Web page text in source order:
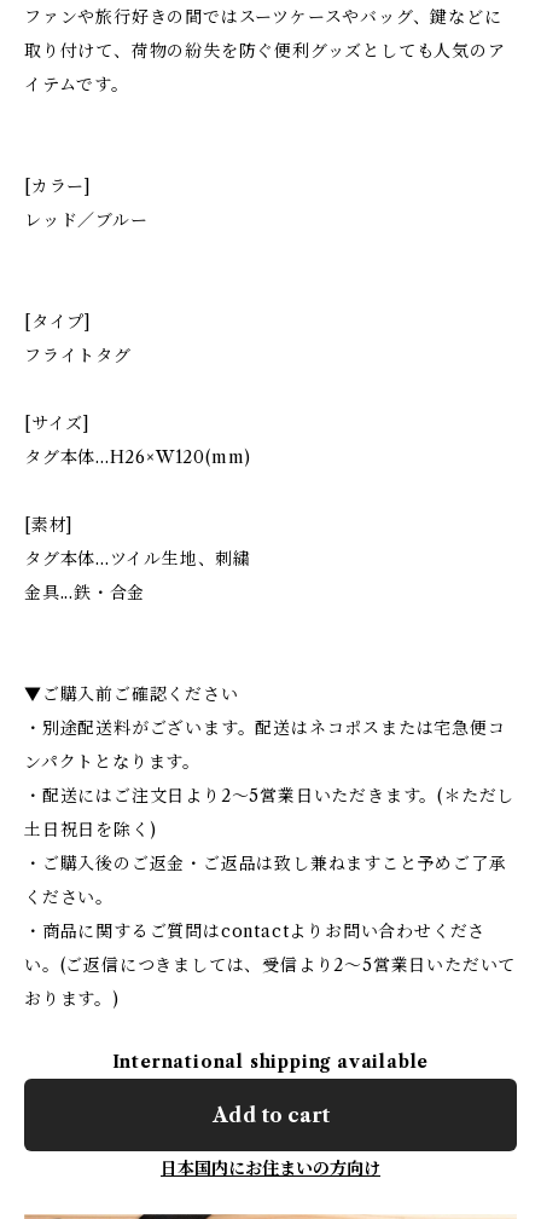
ファンや旅行好きの間ではスーツケースやバッグ、鍵などに
取り付けて、荷物の紛失を防ぐ便利グッズとしても人気のア
イテムです。
[カラー]
レッド／ブルー
[タイプ]
フライトタグ
[サイズ]
タグ本体...H26×W120(mm)
[素材]
タグ本体...ツイル生地、刺繍
金具...鉄・合金
▼ご購入前ご確認ください
・別途配送料がございます。配送はネコポスまたは宅急便コ
ンパクトとなります。
・配送にはご注文日より2〜5営業日いただきます。(＊ただし
土日祝日を除く)
・ご購入後のご返金・ご返品は致し兼ねますこと予めご了承
ください。
・商品に関するご質問はcontactよりお問い合わせくださ
い。(ご返信につきましては、受信より2〜5営業日いただいて
おります。)
International shipping available
Add to cart
日本国内にお住まいの方向け